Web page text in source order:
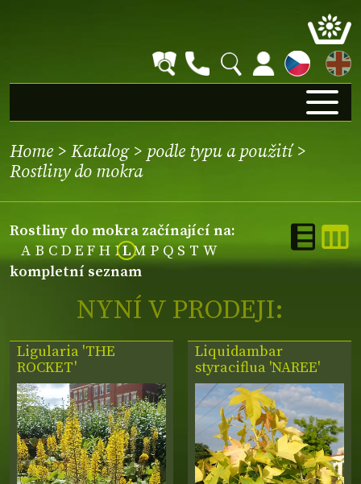
EN
Home > Katalog> podle typu a použití>
Rostliny do mokra
Rostliny do mokra začínající na:
A B C D E F H ILM P Q S T W
kompletní seznam
NYNÍ V PRODEJI:
Ligularia 'THE
ROCKET'
Liquidambar
styraciflua 'NAREE'